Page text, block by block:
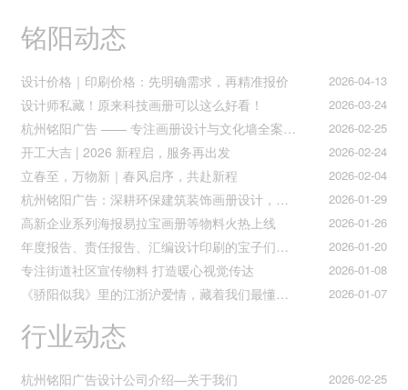
铭阳动态
2026-04-13
设计价格｜印刷价格：先明确需求，再精准报价
2026-03-24
设计师私藏！原来科技画册可以这么好看！
2026-02-25
杭州铭阳广告 —— 专注画册设计与文化墙全案落地
2026-02-24
开工大吉 | 2026 新程启，服务再出发
2026-02-04
立春至，万物新｜春风启序，共赴新程
2026-01-29
杭州铭阳广告：深耕环保建筑装饰画册设计，赋能空间美学与可持续发展
2026-01-26
高新企业系列海报易拉宝画册等物料火热上线
2026-01-20
年度报告、责任报告、汇编设计印刷的宝子们集合！
2026-01-08
专注街道社区宣传物料 打造暖心视觉传达
2026-01-07
《骄阳似我》里的江浙沪爱情，藏着我们最懂的温柔与默契
行业动态
2026-02-25
杭州铭阳广告设计公司介绍—关于我们